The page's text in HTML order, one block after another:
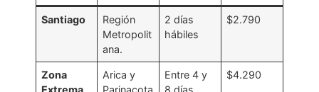
Santiago
Región
Metropolit
ana.
2 días
hábiles
$2.790
Zona
Extrema
Arica y
Parinacota
Entre 4 y
8 días
$4.290